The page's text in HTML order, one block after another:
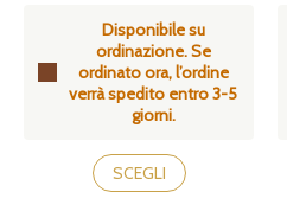
Disponibile su
ordinazione. Se
ordinato ora, l’ordine
verrà spedito entro 3-5
giorni.
prezzo:
da
49,90€
a
55,90€
SCEGLI
Questo
prodotto
ha